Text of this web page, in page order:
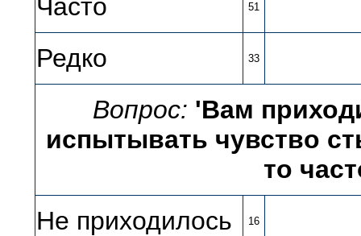
Часто 51
Редко 33
Вопрос: 'Вам
испытывать чувство
то
Не приходилось
16